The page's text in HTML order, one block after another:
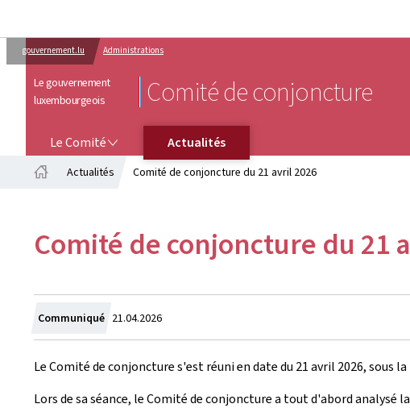
gouvernement.lu Administrations
Le gouvernement
luxembourgeois
Comité de conjoncture
Le Comité
Actualités
Actualités Comité de conjoncture du 21 avril 2026
Comité de conjoncture du 21
Communiqué Crée
le
21.04.2026
Le Comité de conjoncture s'est réuni en date du 21 avril 2026, sous
Lors de sa séance, le Comité de conjoncture a tout d'abord